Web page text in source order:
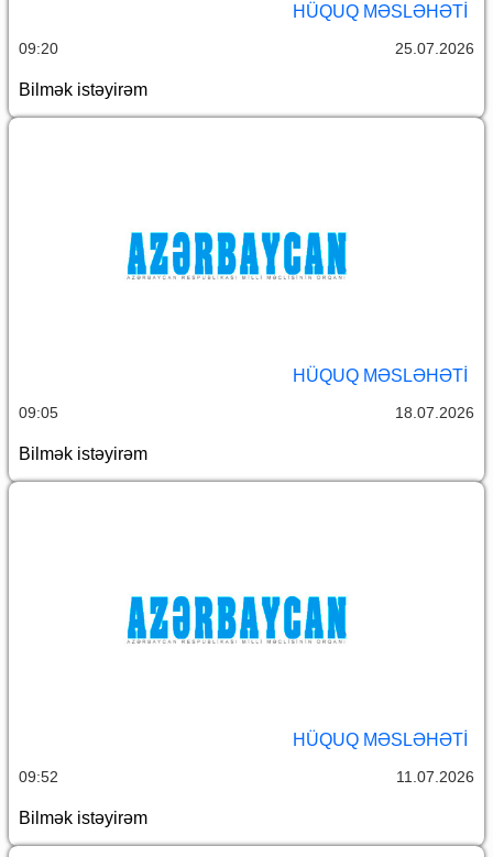
HÜQUQ MƏSLƏHƏTI
09:20 25.07.2026
Bilmək istəyirəm
HÜQUQ MƏSLƏHƏTI
09:05 18.07.2026
Bilmək istəyirəm
HÜQUQ MƏSLƏHƏTI
09:52 11.07.2026
Bilmək istəyirəm